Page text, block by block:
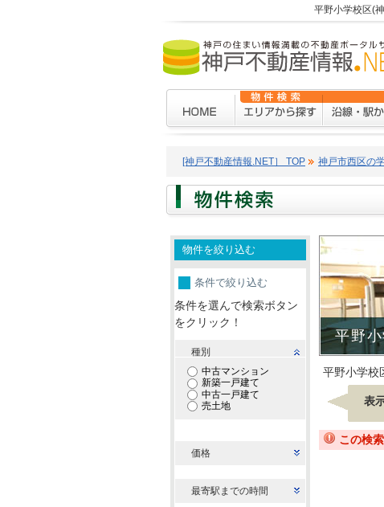
平野小学校区(
[神戸不動産情報.NET］ TOP 神戸市西区の
物件を絞り込む
条件で絞り込む
条件を選んで検索ボタン
をクリック！
種別
中古マンション
新築一戸建て
中古一戸建て
売土地
価格
最寄駅までの時間
平野
平野小学校
表
この検